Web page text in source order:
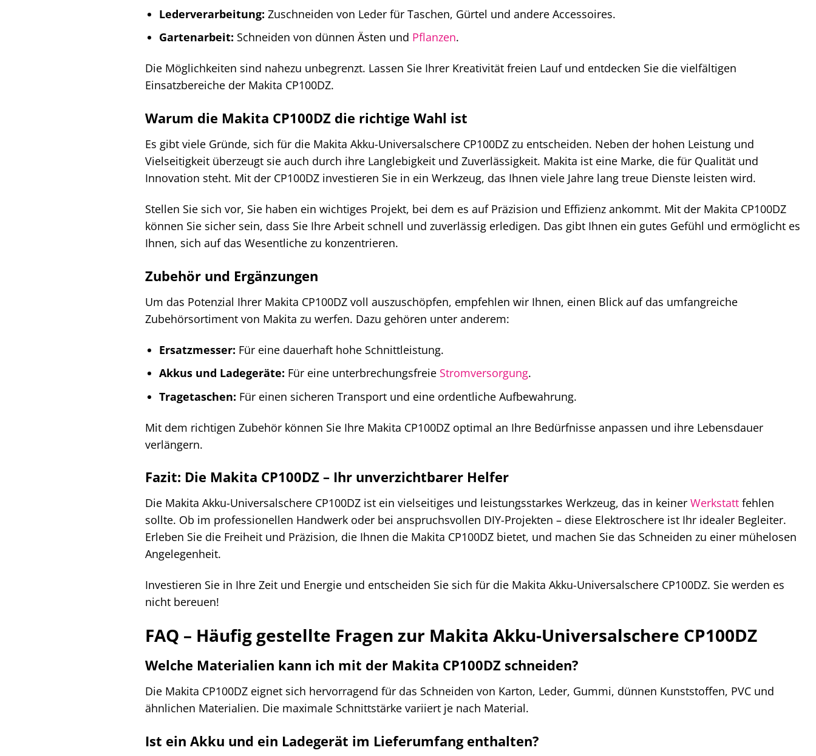
Lederverarbeitung: Zuschneiden von Leder für Taschen, Gürtel und andere Accessoires.
Gartenarbeit: Schneiden von dünnen Ästen und Pflanzen.
Die Möglichkeiten sind nahezu unbegrenzt. Lassen Sie Ihrer Kreativität freien Lauf und entdecken Sie die vielfältigen
Einsatzbereiche der Makita CP100DZ.
Warum die Makita CP100DZ die richtige Wahl ist
Es gibt viele Gründe, sich für die Makita Akku-Universalschere CP100DZ zu entscheiden. Neben der hohen Leistung und
Vielseitigkeit überzeugt sie auch durch ihre Langlebigkeit und Zuverlässigkeit. Makita ist eine Marke, die für Qualität und
Innovation steht. Mit der CP100DZ investieren Sie in ein Werkzeug, das Ihnen viele Jahre lang treue Dienste leisten wird.
Stellen Sie sich vor, Sie haben ein wichtiges Projekt, bei dem es auf Präzision und Effizienz ankommt. Mit der Makita CP100DZ
können Sie sicher sein, dass Sie Ihre Arbeit schnell und zuverlässig erledigen. Das gibt Ihnen ein gutes Gefühl und ermöglicht es
Ihnen, sich auf das Wesentliche zu konzentrieren.
Zubehör und Ergänzungen
Um das Potenzial Ihrer Makita CP100DZ voll auszuschöpfen, empfehlen wir Ihnen, einen Blick auf das umfangreiche
Zubehörsortiment von Makita zu werfen. Dazu gehören unter anderem:
Ersatzmesser: Für eine dauerhaft hohe Schnittleistung.
Akkus und Ladegeräte: Für eine unterbrechungsfreie Stromversorgung.
Tragetaschen: Für einen sicheren Transport und eine ordentliche Aufbewahrung.
Mit dem richtigen Zubehör können Sie Ihre Makita CP100DZ optimal an Ihre Bedürfnisse anpassen und ihre Lebensdauer
verlängern.
Fazit: Die Makita CP100DZ – Ihr unverzichtbarer Helfer
Die Makita Akku-Universalschere CP100DZ ist ein vielseitiges und leistungsstarkes Werkzeug, das in keiner Werkstatt fehlen
sollte. Ob im professionellen Handwerk oder bei anspruchsvollen DIY-Projekten – diese Elektroschere ist Ihr idealer Begleiter.
Erleben Sie die Freiheit und Präzision, die Ihnen die Makita CP100DZ bietet, und machen Sie das Schneiden zu einer mühelosen
Angelegenheit.
Investieren Sie in Ihre Zeit und Energie und entscheiden Sie sich für die Makita Akku-Universalschere CP100DZ. Sie werden es
nicht bereuen!
FAQ – Häufig gestellte Fragen zur Makita Akku-Universalschere CP100DZ
Welche Materialien kann ich mit der Makita CP100DZ schneiden?
Die Makita CP100DZ eignet sich hervorragend für das Schneiden von Karton, Leder, Gummi, dünnen Kunststoffen, PVC und
ähnlichen Materialien. Die maximale Schnittstärke variiert je nach Material.
Ist ein Akku und ein Ladegerät im Lieferumfang enthalten?